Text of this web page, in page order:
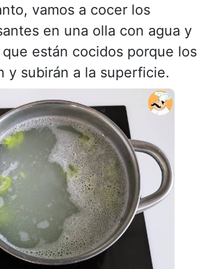
vamos a cocer los
en una olla con agua y
que están cocidos porque los
y subirán a la superficie.